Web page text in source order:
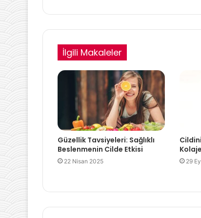
İlgili Makaleler
Güzellik Tavsiyeleri: Sağlıklı
Beslenmenin Cilde Etkisi
22 Nisan 2025 29